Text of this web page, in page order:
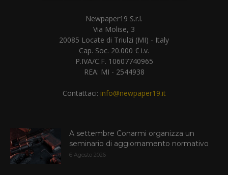
Newpaper19 S.r.l.
Via Molise, 3
20085 Locate di Triulzi (MI) - Italy
Cap. Soc. 20.000 € i.v.
P.IVA/C.F. 10607740965
REA: MI - 2544938
Contattaci: info@newpaper19.it
A settembre Conarmi organizza un
seminario di aggiornamento normativo
6 Agosto 2026